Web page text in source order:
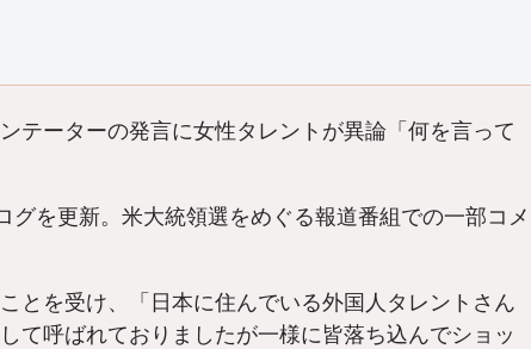
テーターの発言に女性タレントが異論「何を言って
グを更新。米大統領選をめぐる報道番組での一部コメ
とを受け、「日本に住んでいる外国人タレントさん
て呼ばれておりましたが一様に皆落ち込んでショッ